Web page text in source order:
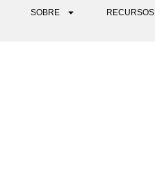
SOBRE RECURSOS